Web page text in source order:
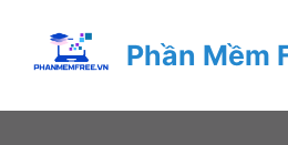
content
Phần Mềm